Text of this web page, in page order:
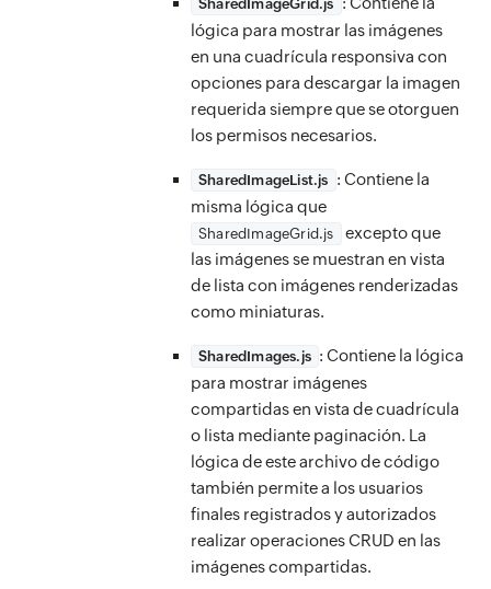
SharedImageGrid.js
lógica para mostrar las imágenes
en una cuadrícula responsiva con
opciones para descargar la imagen
requerida siempre que se otorguen
los permisos necesarios.
SharedImageList.js : Contiene la
misma lógica que
SharedImageGrid.js
excepto que
las imágenes se muestran en vista
de lista con imágenes renderizadas
como miniaturas.
SharedImages.js : Contiene la lógica
para mostrar imágenes
compartidas en vista de cuadrícula
o lista mediante paginación. La
lógica de este archivo de código
también permite a los usuarios
finales registrados y autorizados
realizar operaciones CRUD en las
imágenes compartidas.